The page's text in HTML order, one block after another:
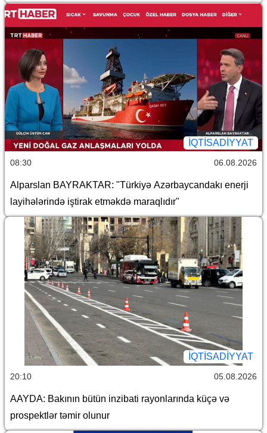
İQTİSADİYYAT
08:30 06.08.2026
Alparslan BAYRAKTAR: "Türkiyə Azərbaycandakı enerji
layihələrində iştirak etməkdə maraqlıdır"
İQTİSADİYYAT
20:10 05.08.2026
AAYDA: Bakının bütün inzibati rayonlarında küçə və
prospektlər təmir olunur